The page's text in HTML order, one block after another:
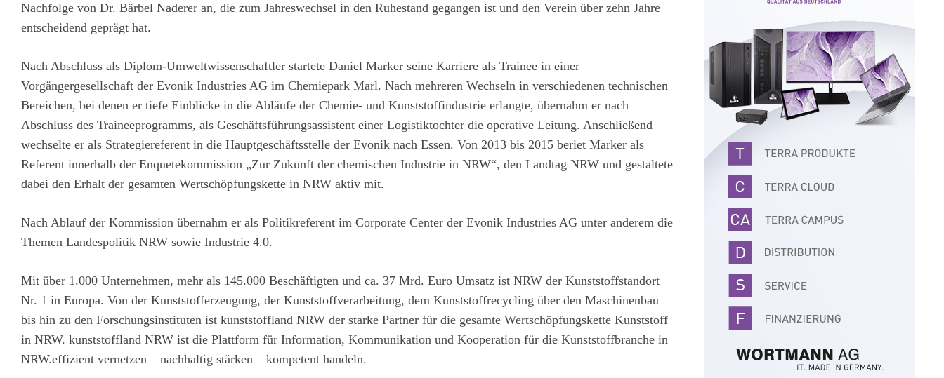
Nachfolge von Dr. Bärbel Naderer an, die zum Jahreswechsel in den Ruhestand gegangen ist und den Verein über zehn Jahre
entscheidend geprägt hat.
Nach Abschluss als Diplom-Umweltwissenschaftler startete Daniel Marker seine Karriere als Trainee in einer
Vorgängergesellschaft der Evonik Industries AG im Chemiepark Marl. Nach mehreren Wechseln in verschiedenen technischen
Bereichen, bei denen er tiefe Einblicke in die Abläufe der Chemie- und Kunststoffindustrie erlangte, übernahm er nach
Abschluss des Traineeprogramms, als Geschäftsführungsassistent einer Logistiktochter die operative Leitung. Anschließend
wechselte er als Strategiereferent in die Hauptgeschäftsstelle der Evonik nach Essen. Von 2013 bis 2015 beriet Marker als
Referent innerhalb der Enquetekommission „Zur Zukunft der chemischen Industrie in NRW“, den Landtag NRW und gestaltete
dabei den Erhalt der gesamten Wertschöpfungskette in NRW aktiv mit.
Nach Ablauf der Kommission übernahm er als Politikreferent im Corporate Center der Evonik Industries AG unter anderem die
Themen Landespolitik NRW sowie Industrie 4.0.
Mit über 1.000 Unternehmen, mehr als 145.000 Beschäftigten und ca. 37 Mrd. Euro Umsatz ist NRW der Kunststoffstandort
Nr. 1 in Europa. Von der Kunststofferzeugung, der Kunststoffverarbeitung, dem Kunststoffrecycling über den Maschinenbau
bis hin zu den Forschungsinstituten ist kunststoffland NRW der starke Partner für die gesamte Wertschöpfungskette Kunststoff
in NRW. kunststoffland NRW ist die Plattform für Information, Kommunikation und Kooperation für die Kunststoffbranche in
NRW.effizient vernetzen – nachhaltig stärken – kompetent handeln.